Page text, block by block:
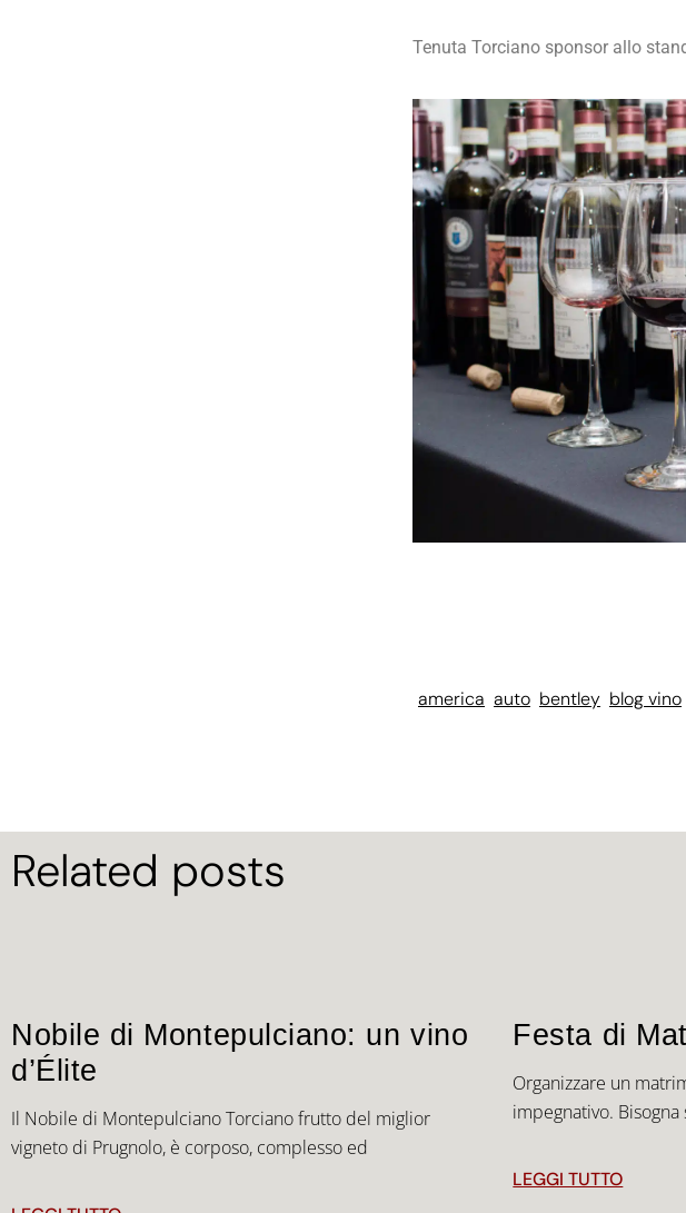
Tenuta Torciano sponsor allo
america auto bentley blog vino
Related posts
Nobile di Montepulciano: un vino
d’Élite
Il Nobile di Montepulciano Torciano frutto del miglior
vigneto di Prugnolo, è corposo, complesso ed
Festa di
Organizzare un
impegnativo.
LEGGI TUTTO